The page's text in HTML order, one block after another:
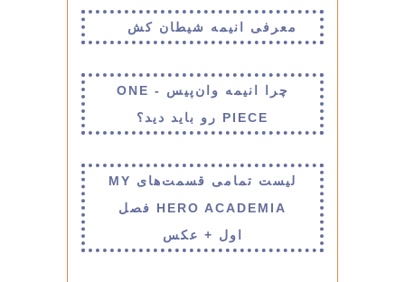
معرفی انیمه شیطان کش
چرا انیمه وان‌پیس - ONE
PIECE رو باید دید؟
لیست تمامی قسمت‌های MY
HERO ACADEMIA فصل
اول + عکس